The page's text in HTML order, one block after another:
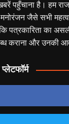
पहुँचाना है। हम
जैसे सभी
पत्रकारिता का
कराना और उनकी